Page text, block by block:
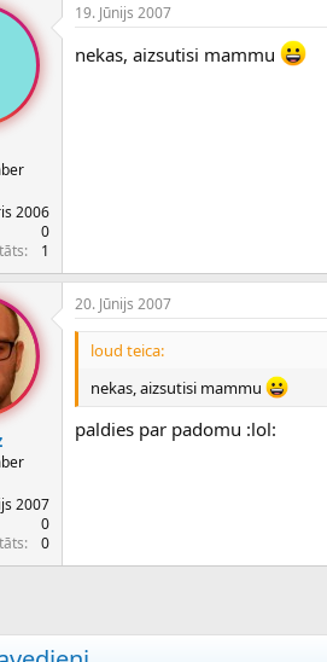
2006
0
1
19. Jūnijs 2007
nekas, aizsutisi mammu
2007
0
0
20. Jūnijs 2007
loud teica:
nekas, aizsutisi mammu
paldies par padomu :lol: